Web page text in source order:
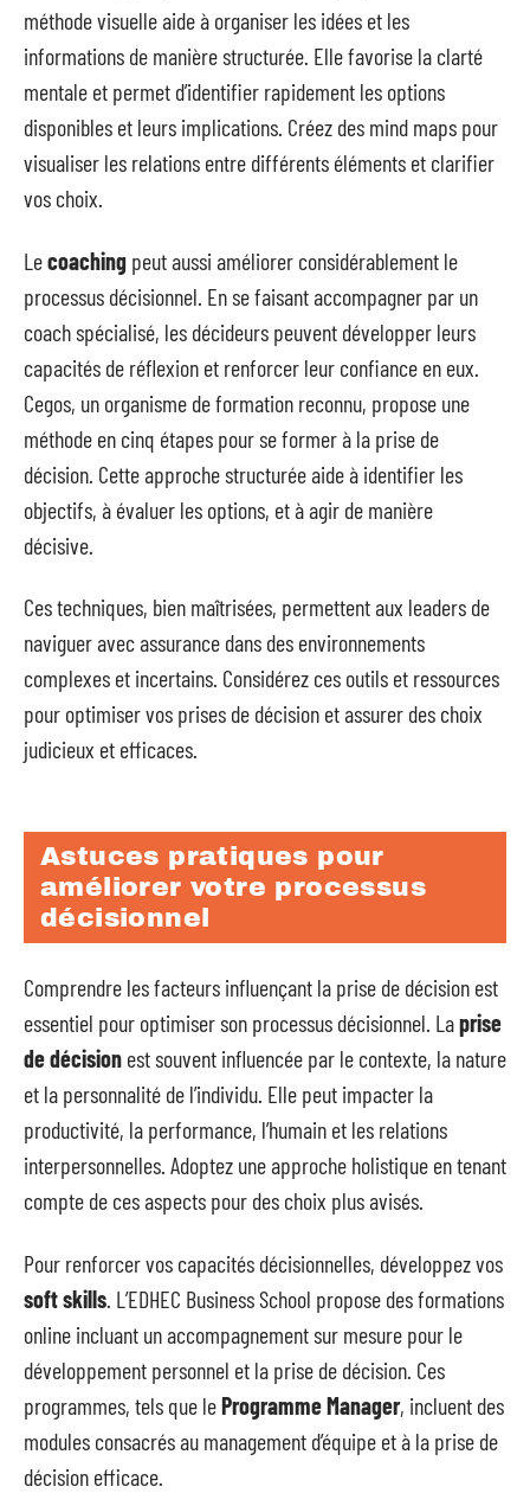
méthode visuelle aide à organiser les idées et les
informations de manière structurée. Elle favorise la clarté
mentale et permet d’identifier rapidement les options
disponibles et leurs implications. Créez des mind maps pour
visualiser les relations entre différents éléments et clarifier
vos choix.
Lecoaching peut aussi améliorer considérablement le
processus décisionnel. En se faisant accompagner par un
coach spécialisé, les décideurs peuvent développer leurs
capacités de réflexion et renforcer leur confiance en eux.
Cegos, un organisme de formation reconnu, propose une
méthode en cinq étapes pour se former à la prise de
décision. Cette approche structurée aide à identifier les
objectifs, à évaluer les options, et à agir de manière
décisive.
Ces techniques, bien maîtrisées, permettent aux leaders de
naviguer avec assurance dans des environnements
complexes et incertains. Considérez ces outils et ressources
pour optimiser vos prises de décision et assurer des choix
judicieux et efficaces.
Astuces pratiques pour
améliorer votre processus
décisionnel
Comprendre les facteurs influençant la prise de décision est
essentiel pour optimiser son processus décisionnel. Laprise
de décision est souvent influencée par le contexte, la nature
et la personnalité de l’individu. Elle peut impacter la
productivité, la performance, l’humain et les relations
interpersonnelles. Adoptez une approche holistique en tenant
compte de ces aspects pour des choix plus avisés.
Pour renforcer vos capacités décisionnelles, développez vos
soft skills . L’EDHEC Business School propose des formations
online incluant un accompagnement sur mesure pour le
développement personnel et la prise de décision. Ces
programmes, tels que leProgramme Manager, incluent des
modules consacrés au management d’équipe et à la prise de
décision efficace.